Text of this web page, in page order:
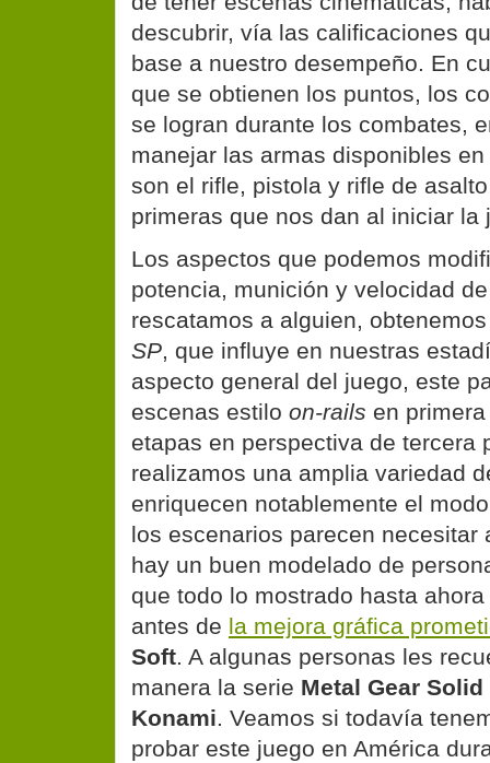
descubrir, vía las calificaciones
base a nuestro desempeño. En
que se obtienen los puntos, los
se logran durante los combates,
manejar las armas disponibles
son el rifle, pistola y rifle de
primeras que nos dan al iniciar la
Los aspectos que podemos
potencia, munición y velocidad
rescatamos a alguien,
SP, que influye en nuestras
aspecto general del juego, este
escenas estilo on-rails en
etapas en perspectiva de tercera
realizamos una amplia variedad
enriquecen notablemente el
los escenarios parecen necesitar
hay un buen modelado de
que todo lo mostrado hasta
antes de la mejora gráfica
Soft. A algunas personas les
manera la serie Metal Gear Solid
Konami. Veamos si todavía
probar este juego en América